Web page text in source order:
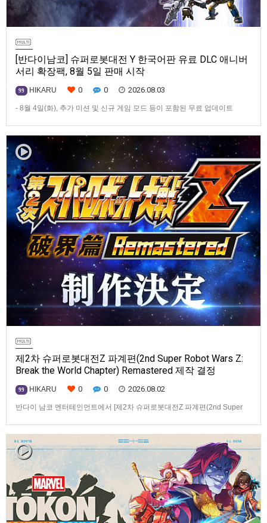
[반다이남코] 슈퍼로봇대전 Y 한국어판 유료 DLC 애니버
서리 확장팩, 8월 5일 판매 시작
99 HIKARU 0 0 2026.08.03
- 8월 4일(화), 추가 미션 및 신규 게임 모드 등이 포함된 무료 업데이트
Switch™, Steam®용 ‘슈퍼로봇대전 Y’(한국어판)의 유료 DLC ‘애니버서리
확장팩’을 2026년 …
제2차 슈퍼로봇대전Z 파계편(2nd Super Robot Wars Z:
Break the World Chapter) Remastered 제작 결정
99 HIKARU 0 0 2026.08.02
반다이 남코 엔터테인먼트에서 [제2차 슈퍼로봇대전Z 파계편(2nd Super
판[제2차 슈퍼로봇대전Z 파계편]은 2011년 PSP로 발매되었으며, 2012년
에 발매되었던 [제2…